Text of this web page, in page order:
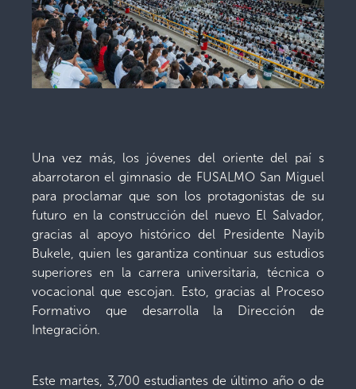
Una vez más, los jóvenes del oriente del paí s
abarrotaron el gimnasio de FUSALMO San Miguel
para proclamar que son los protagonistas de su
futuro en la construcción del nuevo El Salvador,
gracias al apoyo histórico del Presidente Nayib
Bukele, quien les garantiza continuar sus estudios
superiores en la carrera universitaria, técnica o
vocacional que escojan. Esto, gracias al Proceso
Formativo que desarrolla la Dirección de
Integración.
Este martes, 3,700 estudiantes de último año o de